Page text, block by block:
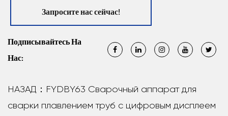
Запросите нас сейчас!
Подписывайтесь На
Нас:
НАЗАД：FYDBY63 Сварочный аппарат для
сварки плавлением труб с цифровым дисплеем